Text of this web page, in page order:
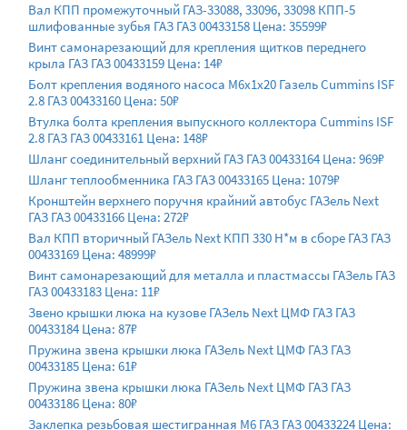
Вал КПП промежуточный ГАЗ-33088, 33096, 33098 КПП-5
шлифованные зубья ГАЗ ГАЗ 00433158 Цена: 35599₽
Винт самонарезающий для крепления щитков переднего
крыла ГАЗ ГАЗ 00433159 Цена: 14₽
Болт крепления водяного насоса M6х1х20 Газель Cummins ISF
2.8 ГАЗ 00433160 Цена: 50₽
Втулка болта крепления выпускного коллектора Cummins ISF
2.8 ГАЗ ГАЗ 00433161 Цена: 148₽
Шланг соединительный верхний ГАЗ ГАЗ 00433164 Цена: 969₽
Шланг теплообменника ГАЗ ГАЗ 00433165 Цена: 1079₽
Кронштейн верхнего поручня крайний автобус ГАЗель Next
ГАЗ ГАЗ 00433166 Цена: 272₽
Вал КПП вторичный ГАЗель Next КПП 330 Н*м в сборе ГАЗ ГАЗ
00433169 Цена: 48999₽
Винт самонарезающий для металла и пластмассы ГАЗель ГАЗ
ГАЗ 00433183 Цена: 11₽
Звено крышки люка на кузове ГАЗель Next ЦМФ ГАЗ ГАЗ
00433184 Цена: 87₽
Пружина звена крышки люка ГАЗель Next ЦМФ ГАЗ ГАЗ
00433185 Цена: 61₽
Пружина звена крышки люка ГАЗель Next ЦМФ ГАЗ ГАЗ
00433186 Цена: 80₽
Заклепка резьбовая шестигранная М6 ГАЗ ГАЗ 00433224 Цена: